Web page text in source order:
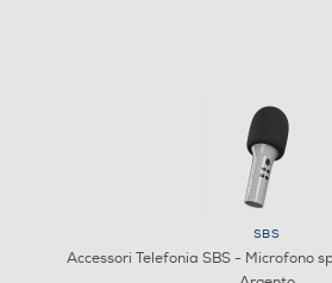
SBS
Accessori Telefonia SBS - Microfono